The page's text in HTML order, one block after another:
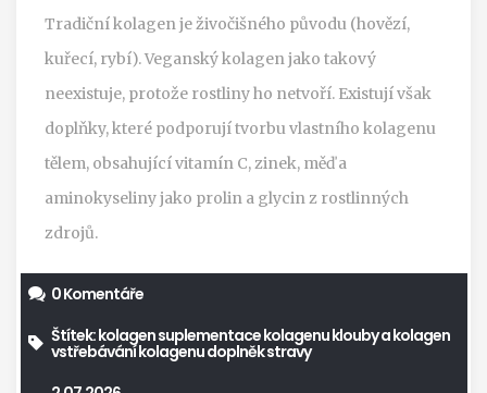
Tradiční kolagen je živočišného původu (hovězí,
kuřecí, rybí). Veganský kolagen jako takový
neexistuje, protože rostliny ho netvoří. Existují však
doplňky, které podporují tvorbu vlastního kolagenu
tělem, obsahující vitamín C, zinek, měď a
aminokyseliny jako prolin a glycin z rostlinných
zdrojů.
0 Komentáře
Štítek:kolagensuplementace kolagenuklouby a kolagen
vstřebávání kolagenudoplněk stravy